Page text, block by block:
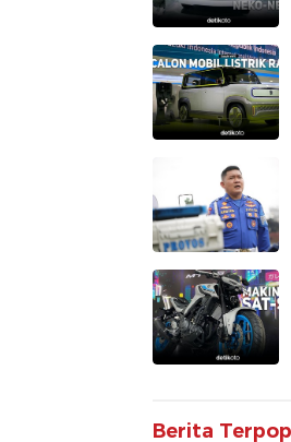
Berita